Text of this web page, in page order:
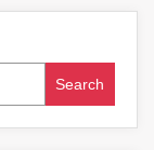
Search